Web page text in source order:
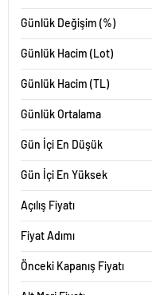
Günlük Değişim (%)
Günlük Hacim (Lot)
Günlük Hacim (TL)
Günlük Ortalama
Gün İçi En Düşük
Gün İçi En Yüksek
Açılış Fiyatı
Fiyat Adımı
Önceki Kapanış Fiyatı